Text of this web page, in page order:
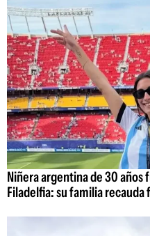
Niñera argentina de 30 años
Filadelfia: su familia recauda